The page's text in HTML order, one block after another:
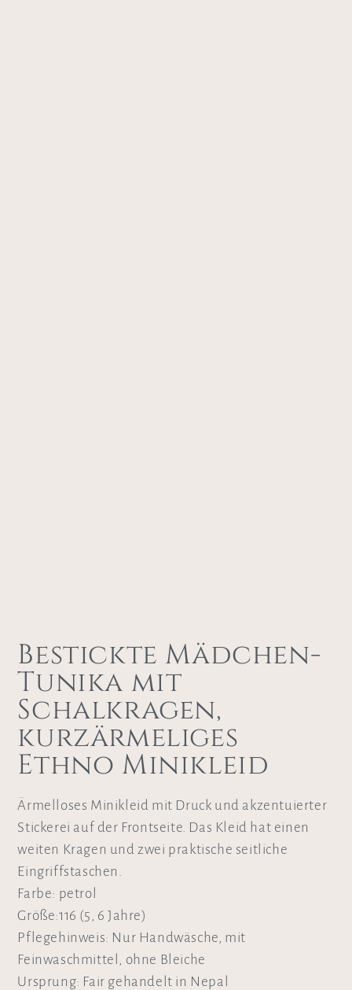
Bestickte Mädchen-
Tunika mit
Schalkragen,
kurzärmeliges
Ethno Minikleid
Ärmelloses Minikleid mit Druck und akzentuierter
Stickerei auf der Frontseite. Das Kleid hat einen
weiten Kragen und zwei praktische seitliche
Eingriffstaschen.
Farbe: petrol
Größe:116 (5, 6 Jahre)
Pflegehinweis: Nur Handwäsche, mit
Feinwaschmittel, ohne Bleiche
Ursprung: Fair gehandelt in Nepal